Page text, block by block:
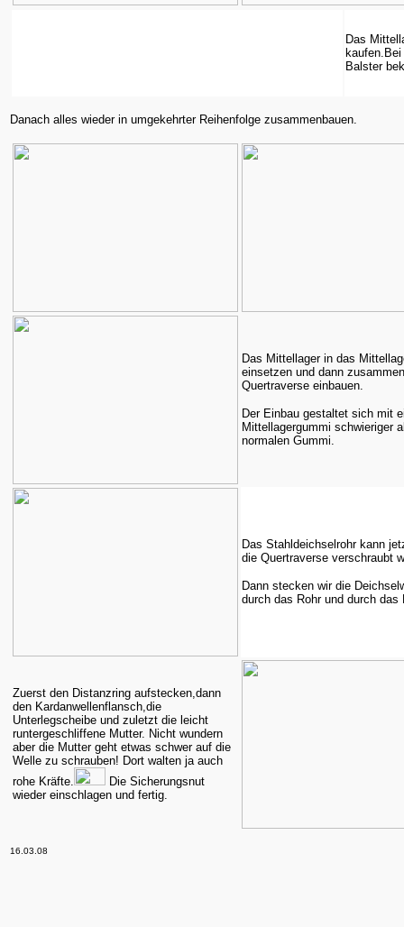
Das
Balster
Danach alles wieder in umgekehrter Reihenfolge zusammenbauen.
Das Mittellager in das
einsetzen und dann
Quertraverse einbauen.
Der Einbau gestaltet sich mit
Mittellagergummi schwieriger
normalen Gummi.
Das Stahldeichselrohr kann
die Quertraverse verschraubt
Dann stecken wir die
durch das Rohr und durch das
Zuerst den Distanzring aufstecken,dann
den Kardanwellenflansch,die
Unterlegscheibe und zuletzt die leicht
runtergeschliffene Mutter. Nicht wundern
aber die Mutter geht etwas schwer auf die
Welle zu schrauben! Dort walten ja auch
rohe Kräfte.
Die Sicherungsnut
wieder einschlagen und fertig.
16.03.08